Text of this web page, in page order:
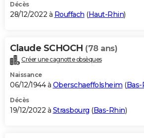
Décès
28/12/2022 à Rouffach (Haut-Rhin)
Claude SCHOCH (78 ans)
Créer une cagnotte obsèques
Naissance
06/12/1944 à Oberschaeffolsheim (Bas-
Décès
19/12/2022 à Strasbourg (Bas-Rhin)